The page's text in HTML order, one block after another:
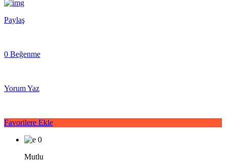
Paylaş
0 Beğenme
Yorum Yaz
Favorilere Ekle
0
Mutlu